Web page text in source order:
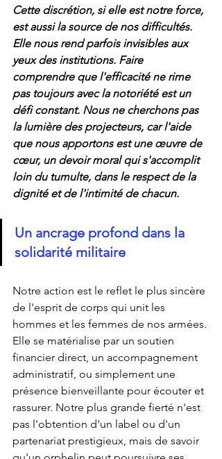
Cette discrétion, si elle est notre force,
est aussi la source de nos difficultés.
Elle nous rend parfois invisibles aux
yeux des institutions. Faire
comprendre que l'efficacité ne rime
pas toujours avec la notoriété est un
défi constant. Nous ne cherchons pas
la lumière des projecteurs, car l'aide
que nous apportons est une œuvre de
cœur, un devoir moral qui s'accomplit
loin du tumulte, dans le respect de la
dignité et de l'intimité de chacun.
Un ancrage profond dans la
solidarité militaire
Notre action est le reflet le plus sincère
de l'esprit de corps qui unit les
hommes et les femmes de nos armées.
Elle se matérialise par un soutien
financier direct, un accompagnement
administratif, ou simplement une
présence bienveillante pour écouter et
rassurer. Notre plus grande fierté n'est
pas l'obtention d'un label ou d'un
partenariat prestigieux, mais de savoir